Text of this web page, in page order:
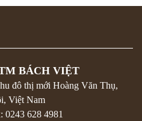
BÁCH VIỆT
đô thị mới Hoàng Văn Thụ,
Việt Nam
0243 628 4981